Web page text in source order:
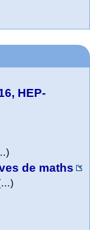
HEP-
de maths